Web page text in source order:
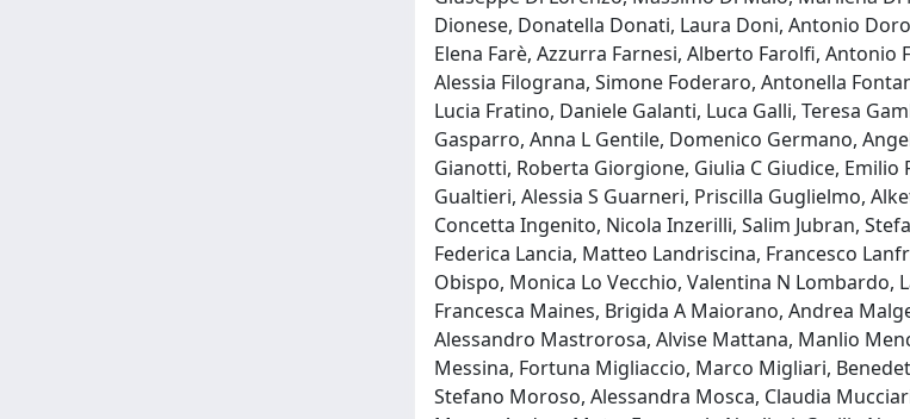
Dionese, Donatella Donati, Laura Doni, Antonio
Elena Farè, Azzurra Farnesi, Alberto Farolfi,
Alessia Filograna, Simone Foderaro, Antonella
Lucia Fratino, Daniele Galanti, Luca Galli, Teresa
Gasparro, Anna L Gentile, Domenico Germano,
Gianotti, Roberta Giorgione, Giulia C Giudice,
Gualtieri, Alessia S Guarneri, Priscilla Guglielmo,
Concetta Ingenito, Nicola Inzerilli, Salim Jubran,
Federica Lancia, Matteo Landriscina, Francesco
Obispo, Monica Lo Vecchio, Valentina N
Francesca Maines, Brigida A Maiorano, Andrea
Alessandro Mastrorosa, Alvise Mattana, Manlio
Messina, Fortuna Migliaccio, Marco Migliari,
Stefano Moroso, Alessandra Mosca, Claudia